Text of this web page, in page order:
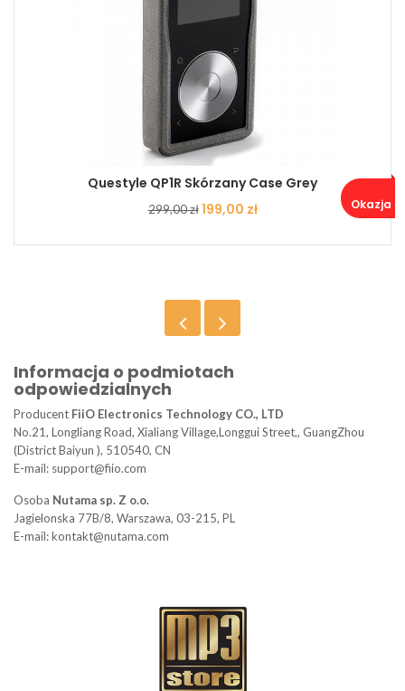
Questyle QP1R Skórzany Case Grey
Cena
299,00 zł Cena
199,00 zł Okazja ..
Informacja o podmiotach
odpowiedzialnych
Producent FiiO Electronics Technology CO., LTD
No.21, Longliang Road, Xialiang Village,Longgui Street,, GuangZhou
(District Baiyun ), 510540, CN
E-mail: support@fiio.com
Osoba Nutama sp. Z o.o.
Jagielonska 77B/8, Warszawa, 03-215, PL
E-mail: kontakt@nutama.com